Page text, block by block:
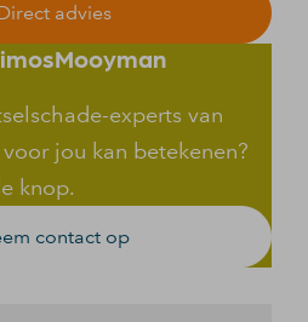
advies
experts van
jou kan betekenen?
knop.
contact op